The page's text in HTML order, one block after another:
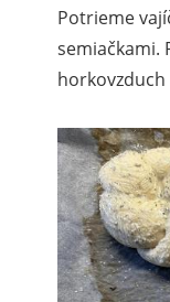
Potrieme
semiačkami.